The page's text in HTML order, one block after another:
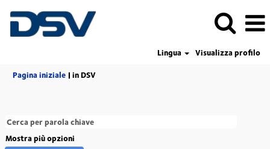
Lingua
Visualizza profilo
Pagina iniziale | in DSV(pagina
Mostra più opzioni